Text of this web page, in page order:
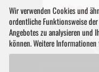
Wir verwenden Cookies und
ordentliche Funktionsweise
Angebotes zu analysieren und
können. Weitere